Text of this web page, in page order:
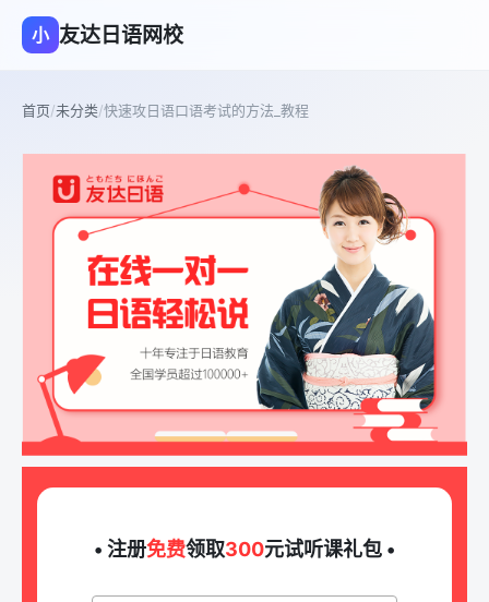
小 友达日语网校
首页/未分类/快速攻日语口语考试的方法_教程
• 注册免费领取300元试听课礼包 •